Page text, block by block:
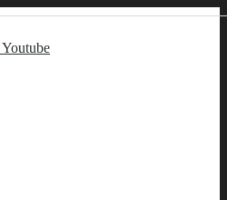
Youtube